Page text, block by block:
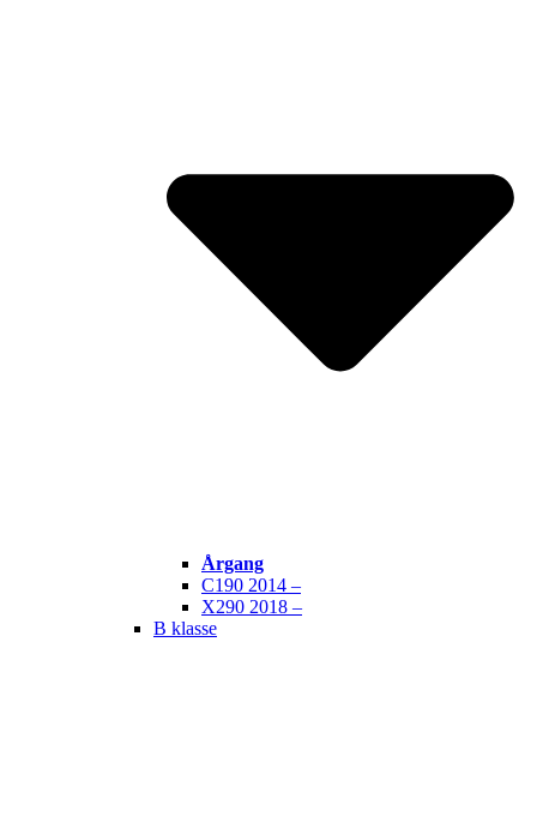
Årgang
C190 2014 –
X290 2018 –
B klasse